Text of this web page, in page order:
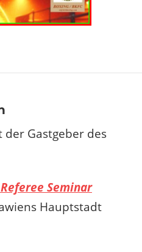
Gastgeber des
Seminar
Hauptstadt